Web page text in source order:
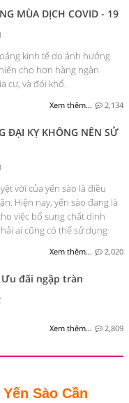
MÙA DỊCH COVID - 19
kinh tế do ảnh hưởng
cho hơn hàng ngàn
cư, và đói khổ.
Xem thêm... 2,134
ĐẠI KỴ KHÔNG NÊN SỬ
vời của yến sào là điều
Hiện nay, yến sào đang là
việc bổ sung chất dinh
ai cũng có thể sử dụng
Xem thêm... 2,020
đãi ngập tràn
Xem thêm... 2,809
Sào Cần